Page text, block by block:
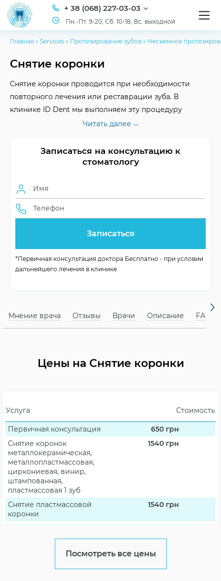
+ 38 (068) 227-03-03
Пн.-Пт. 9-20, Сб. 10-18, Вс. выходной
Главная » Services » Протезирование зубов » Несъемное
Снятие коронки
Снятие коронки проводится при необходимости
повторного лечения или реставрации зуба. В
клинике ID Dent мы выполняем эту процедуру
безболезненно, быстро, без травмирования здоровых
Срок службы коронки Индивидуально
Время процедуры
Безболезненность
Минимальный возраст
Используемое
оборудование
Аппарат Коппа
Читать далее
Записаться на консультацию к
стоматологу
*Первичная консультация доктора Бесплатно - при условии
дальнейшего лечения в клинике
Мнение врача Отзывы Врачи Описание FAQ
Цены на Снятие коронки
Услуга Стоимость
Первичная консультация 650 грн
Снятие коронок
металлокерамическая,
металлопластмассовая,
циркониевая, винир,
штампованная,
пластмассовая 1 зуб
1540 грн
Снятие пластмассовой
коронки
1540 грн
Посмотреть все цены